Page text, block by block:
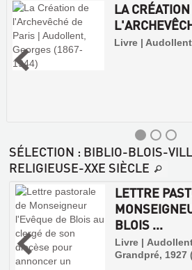
LA
Livre |
SÉLECTION : BIBLIO-BLOIS-
RELIGIEUSE-XXE SIÈCLE
LETTRE
BLOIS ...
Livre |
Grandpré, 1927